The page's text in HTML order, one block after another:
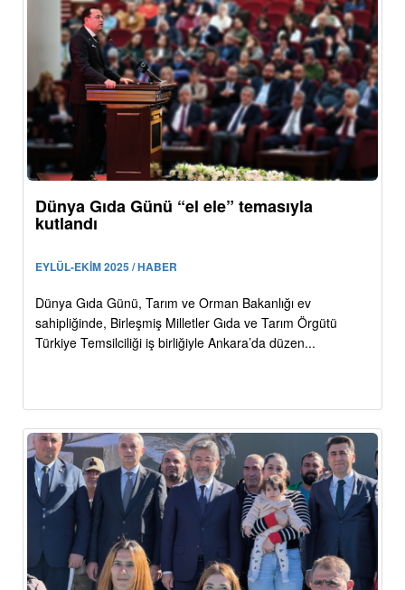
Dünya Gıda Günü “el ele” temasıyla
kutlandı
EYLÜL-EKİM 2025 / HABER
Dünya Gıda Günü, Tarım ve Orman Bakanlığı ev
sahipliğinde, Birleşmiş Milletler Gıda ve Tarım Örgütü
Türkiye Temsilciliği iş birliğiyle Ankara’da düzen...